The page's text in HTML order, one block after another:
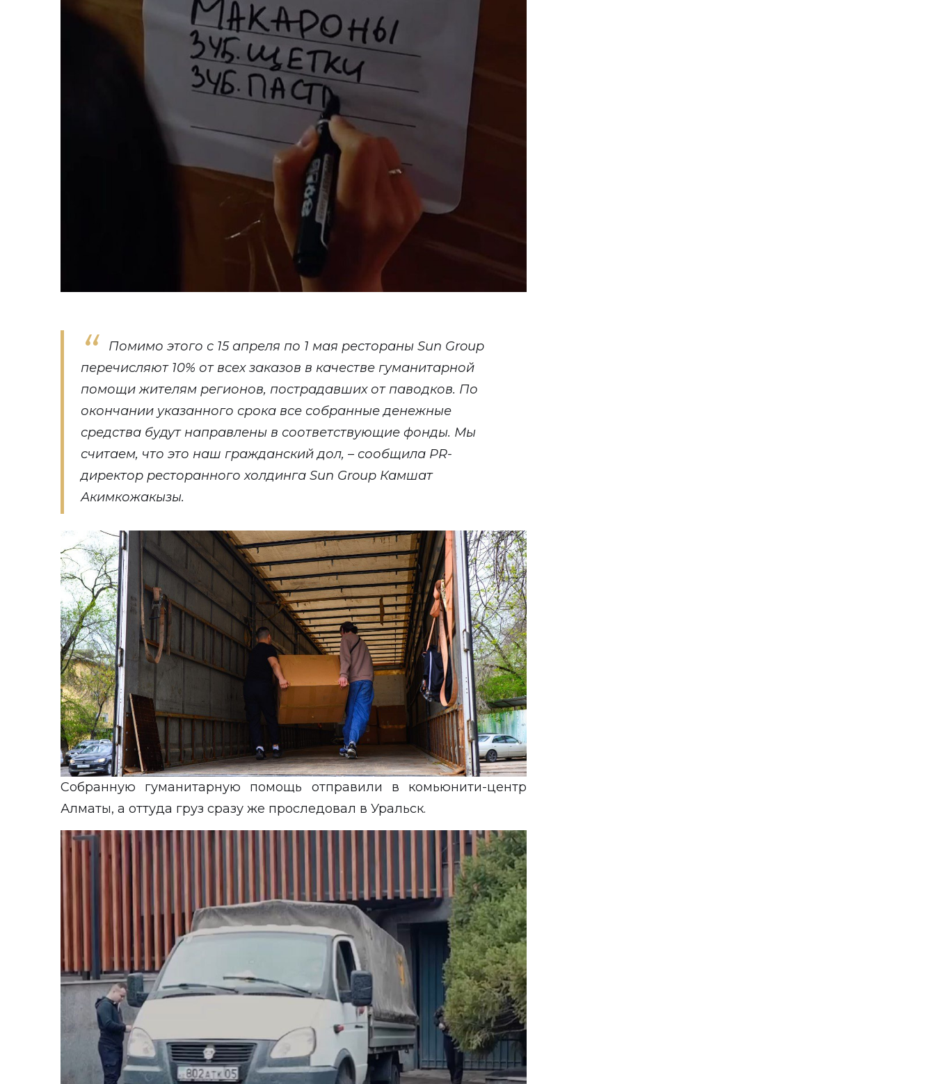
Помимо этого с 15 апреля по 1 мая рестораны Sun Group
перечисляют 10% от всех заказов в качестве гуманитарной
помощи жителям регионов, пострадавших от паводков. По
окончании указанного срока все собранные денежные
средства будут направлены в соответствующие фонды. Мы
считаем, что это наш гражданский дол, – сообщила PR-
директор ресторанного холдинга Sun Group Камшат
Акимкожакызы.
Собранную гуманитарную помощь отправили в комьюнити-центр
Алматы, а оттуда груз сразу же проследовал в Уральск.